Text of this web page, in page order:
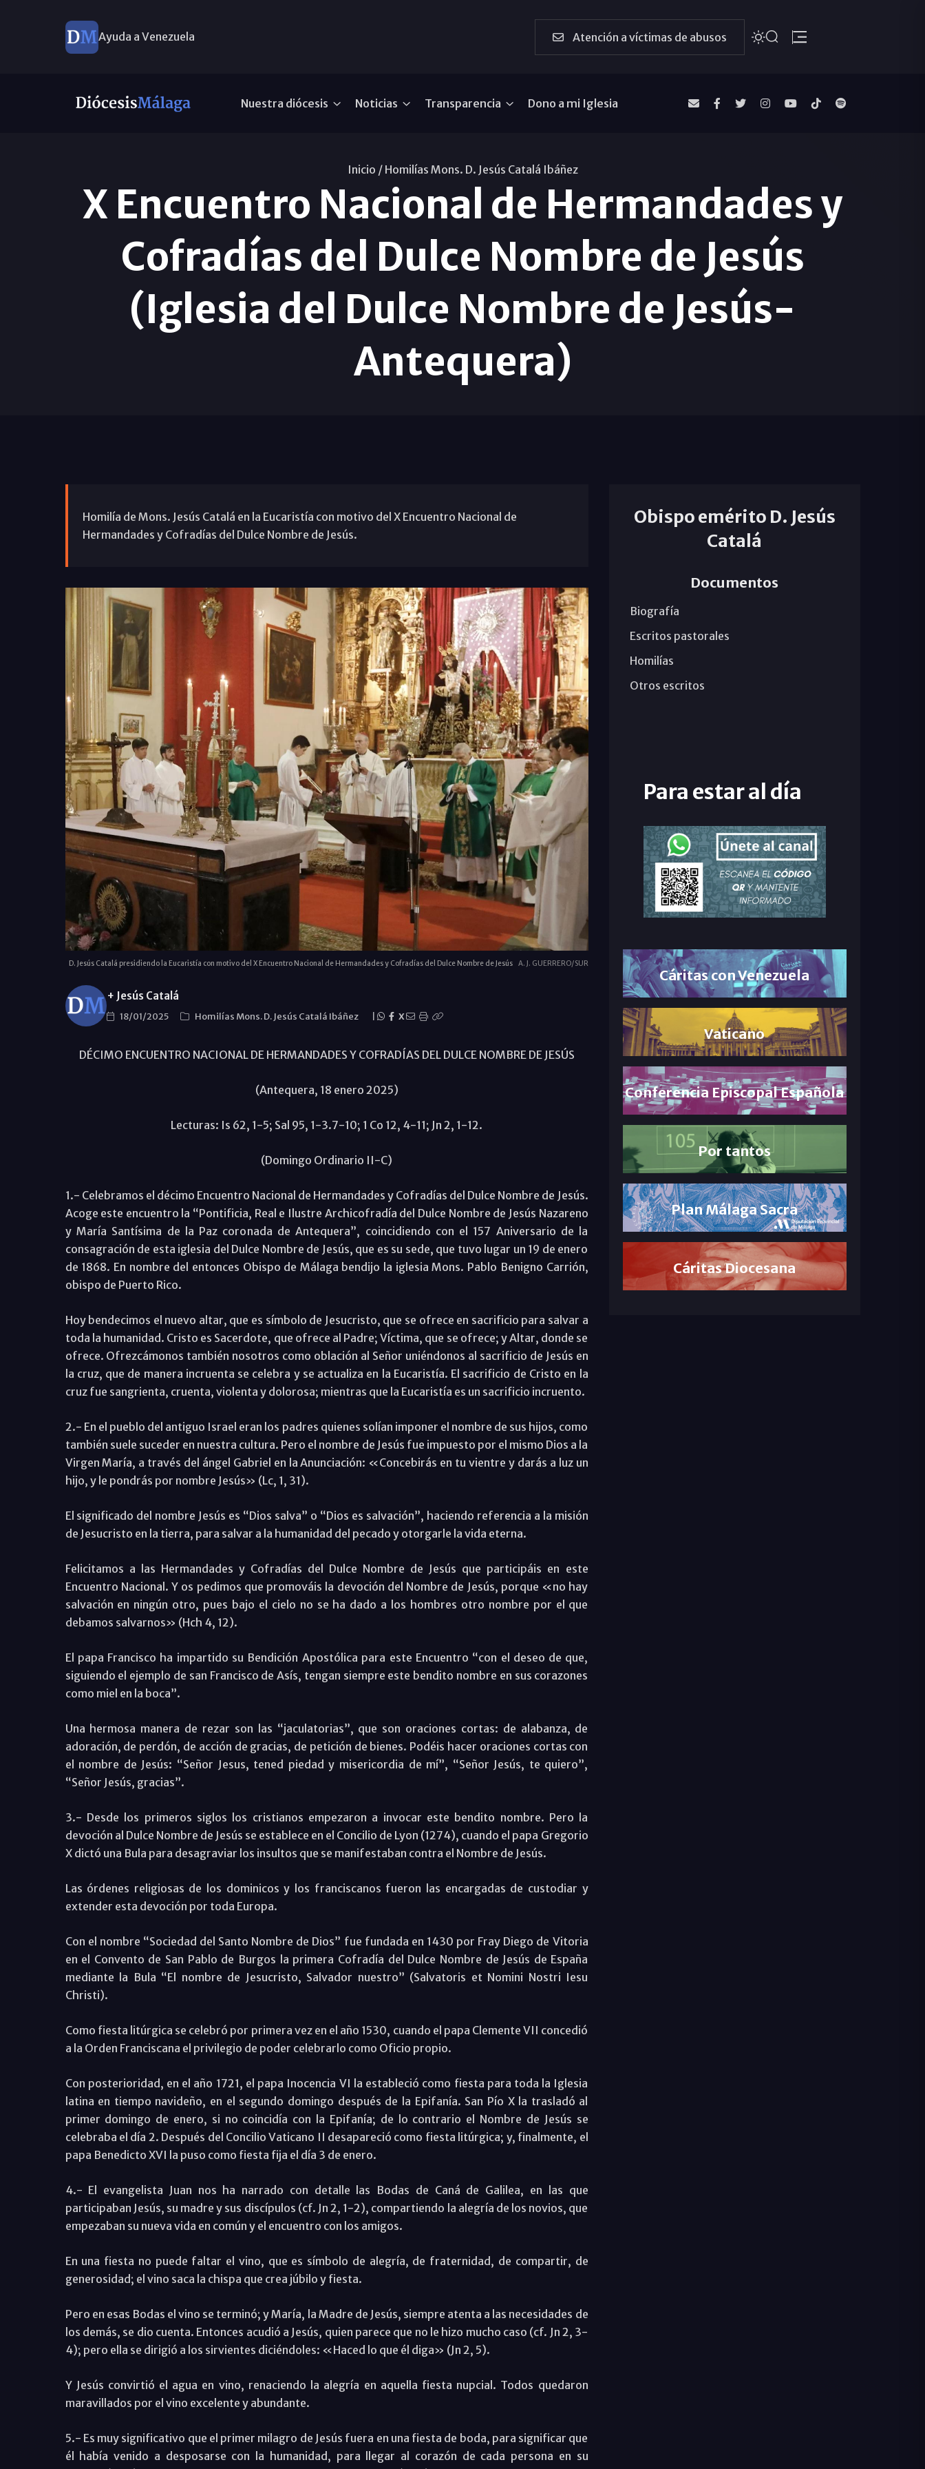
Ayuda a Venezuela Atención a víctimas de abusos
Nuestra diócesis Noticias Transparencia Dono a mi Iglesia
Inicio / Homilías Mons. D. Jesús Catalá Ibáñez
X Encuentro Nacional de Hermandades y
Cofradías del Dulce Nombre de Jesús
(Iglesia del Dulce Nombre de Jesús-
Antequera)
Homilía de Mons. Jesús Catalá en la Eucaristía con motivo del X Encuentro Nacional de
Hermandades y Cofradías del Dulce Nombre de Jesús.
D. Jesús Catalá presidiendo la Eucaristía con motivo del X Encuentro Nacional de Hermandades y Cofradías del Dulce Nombre de Jesús A. J. GUERRERO/SUR
+ Jesús Catalá
18/01/2025 Homilías Mons. D. Jesús Catalá Ibáñez X
DÉCIMO ENCUENTRO NACIONAL DE HERMANDADES Y COFRADÍAS DEL DULCE NOMBRE DE JESÚS
(Antequera, 18 enero 2025)
Lecturas: Is 62, 1-5; Sal 95, 1-3.7-10; 1 Co 12, 4-11; Jn 2, 1-12.
(Domingo Ordinario II-C)
1.- Celebramos el décimo Encuentro Nacional de Hermandades y Cofradías del Dulce Nombre de Jesús.
Acoge este encuentro la “Pontificia, Real e Ilustre Archicofradía del Dulce Nombre de Jesús Nazareno
y María Santísima de la Paz coronada de Antequera”, coincidiendo con el 157 Aniversario de la
consagración de esta iglesia del Dulce Nombre de Jesús, que es su sede, que tuvo lugar un 19 de enero
de 1868. En nombre del entonces Obispo de Málaga bendijo la iglesia Mons. Pablo Benigno Carrión,
obispo de Puerto Rico.
Hoy bendecimos el nuevo altar, que es símbolo de Jesucristo, que se ofrece en sacrificio para salvar a
toda la humanidad. Cristo es Sacerdote, que ofrece al Padre; Víctima, que se ofrece; y Altar, donde se
ofrece. Ofrezcámonos también nosotros como oblación al Señor uniéndonos al sacrificio de Jesús en
la cruz, que de manera incruenta se celebra y se actualiza en la Eucaristía. El sacrificio de Cristo en la
cruz fue sangrienta, cruenta, violenta y dolorosa; mientras que la Eucaristía es un sacrificio incruento.
2.- En el pueblo del antiguo Israel eran los padres quienes solían imponer el nombre de sus hijos, como
también suele suceder en nuestra cultura. Pero el nombre de Jesús fue impuesto por el mismo Dios a la
Virgen María, a través del ángel Gabriel en la Anunciación: «Concebirás en tu vientre y darás a luz un
hijo, y le pondrás por nombre Jesús» (Lc, 1, 31).
El significado del nombre Jesús es “Dios salva” o “Dios es salvación”, haciendo referencia a la misión
de Jesucristo en la tierra, para salvar a la humanidad del pecado y otorgarle la vida eterna.
Felicitamos a las Hermandades y Cofradías del Dulce Nombre de Jesús que participáis en este
Encuentro Nacional. Y os pedimos que promováis la devoción del Nombre de Jesús, porque «no hay
salvación en ningún otro, pues bajo el cielo no se ha dado a los hombres otro nombre por el que
debamos salvarnos» (Hch 4, 12).
El papa Francisco ha impartido su Bendición Apostólica para este Encuentro “con el deseo de que,
siguiendo el ejemplo de san Francisco de Asís, tengan siempre este bendito nombre en sus corazones
como miel en la boca”.
Una hermosa manera de rezar son las “jaculatorias”, que son oraciones cortas: de alabanza, de
adoración, de perdón, de acción de gracias, de petición de bienes. Podéis hacer oraciones cortas con
el nombre de Jesús: “Señor Jesus, tened piedad y misericordia de mí”, “Señor Jesús, te quiero”,
“Señor Jesús, gracias”.
3.- Desde los primeros siglos los cristianos empezaron a invocar este bendito nombre. Pero la
devoción al Dulce Nombre de Jesús se establece en el Concilio de Lyon (1274), cuando el papa Gregorio
X dictó una Bula para desagraviar los insultos que se manifestaban contra el Nombre de Jesús.
Las órdenes religiosas de los dominicos y los franciscanos fueron las encargadas de custodiar y
extender esta devoción por toda Europa.
Con el nombre “Sociedad del Santo Nombre de Dios” fue fundada en 1430 por Fray Diego de Vitoria
en el Convento de San Pablo de Burgos la primera Cofradía del Dulce Nombre de Jesús de España
mediante la Bula “El nombre de Jesucristo, Salvador nuestro” (Salvatoris et Nomini Nostri Iesu
Christi).
Como fiesta litúrgica se celebró por primera vez en el año 1530, cuando el papa Clemente VII concedió
a la Orden Franciscana el privilegio de poder celebrarlo como Oficio propio.
Con posterioridad, en el año 1721, el papa Inocencia VI la estableció como fiesta para toda la Iglesia
latina en tiempo navideño, en el segundo domingo después de la Epifanía. San Pío X la trasladó al
primer domingo de enero, si no coincidía con la Epifanía; de lo contrario el Nombre de Jesús se
celebraba el día 2. Después del Concilio Vaticano II desapareció como fiesta litúrgica; y, finalmente, el
papa Benedicto XVI la puso como fiesta fija el día 3 de enero.
4.- El evangelista Juan nos ha narrado con detalle las Bodas de Caná de Galilea, en las que
participaban Jesús, su madre y sus discípulos (cf. Jn 2, 1-2), compartiendo la alegría de los novios, que
empezaban su nueva vida en común y el encuentro con los amigos.
En una fiesta no puede faltar el vino, que es símbolo de alegría, de fraternidad, de compartir, de
generosidad; el vino saca la chispa que crea júbilo y fiesta.
Pero en esas Bodas el vino se terminó; y María, la Madre de Jesús, siempre atenta a las necesidades de
los demás, se dio cuenta. Entonces acudió a Jesús, quien parece que no le hizo mucho caso (cf. Jn 2, 3-
4); pero ella se dirigió a los sirvientes diciéndoles: «Haced lo que él diga» (Jn 2, 5).
Y Jesús convirtió el agua en vino, renaciendo la alegría en aquella fiesta nupcial. Todos quedaron
maravillados por el vino excelente y abundante.
5.- Es muy significativo que el primer milagro de Jesús fuera en una fiesta de boda, para significar que
él había venido a desposarse con la humanidad, para llegar al corazón de cada persona en su
Obispo emérito D. Jesús
Catalá
Documentos
Biografía
Escritos pastorales
Homilías
Otros escritos
Para estar al día
Cáritas con Venezuela
Vaticano
Conferencia Episcopal Española
Por tantos
Plan Málaga Sacra
Cáritas Diocesana